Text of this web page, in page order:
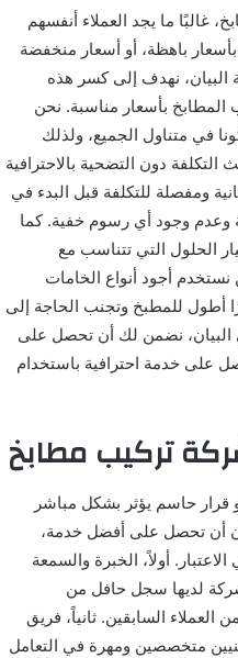
غالبًا ما يجد العملاء أنفسهم
باهظة، أو أسعار منخفضة
نهدف إلى كسر هذه
المطابخ بأسعار مناسبة. نحن
في متناول الجميع، ولذلك
دون التضحية بالاحترافية
ومفصلة للتكلفة قبل البدء في
وعدم وجود أي رسوم خفية. كما
الحلول التي تتناسب مع
أجود أنواع الخامات
أطول للمطبخ وتجنب الحاجة إلى
نضمن لك أن تحصل على
على خدمة احترافية باستخدام
تركيب مطابخ
حاسم يؤثر بشكل مباشر
أن تحصل على أفضل خدمة،
أولاً، الخبرة والسمعة
لديها سجل حافل من
العملاء السابقين. ثانياً، فريق
متخصصين ومهرة في التعامل